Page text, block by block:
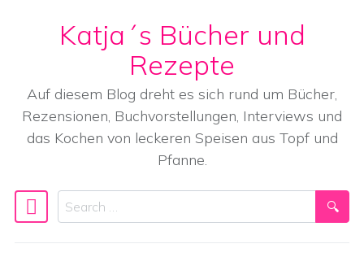
Skip to content
Katja´s Bücher und
Rezepte
Auf diesem Blog dreht es sich rund um Bücher,
Rezensionen, Buchvorstellungen, Interviews und
das Kochen von leckeren Speisen aus Topf und
Pfanne.
Main Navigation
Search